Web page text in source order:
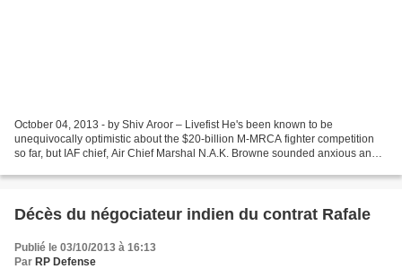
October 04, 2013 - by Shiv Aroor – Livefist He's been known to be
unequivocally optimistic about the $20-billion M-MRCA fighter competition
so far, but IAF chief, Air Chief Marshal N.A.K. Browne sounded anxious and
Décès du négociateur indien du contrat Rafale
Publié le 03/10/2013 à 16:13
Par RP Defense